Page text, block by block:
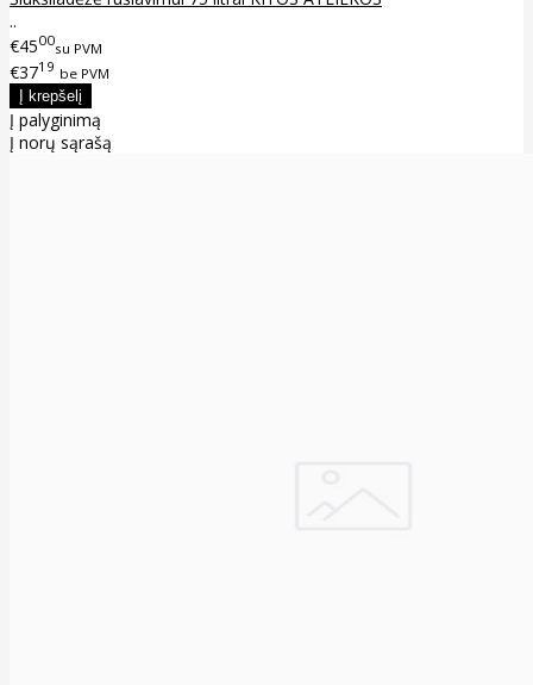
..
€4500su PVM
€3719 be PVM
Į palyginimą
Į norų sąrašą